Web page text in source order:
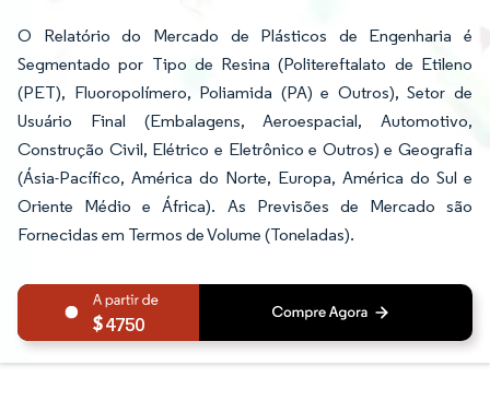
O Relatório do Mercado de Plásticos de Engenharia é
Segmentado por Tipo de Resina (Politereftalato de Etileno
(PET), Fluoropolímero, Poliamida (PA) e Outros), Setor de
Usuário Final (Embalagens, Aeroespacial, Automotivo,
Construção Civil, Elétrico e Eletrônico e Outros) e Geografia
(Ásia-Pacífico, América do Norte, Europa, América do Sul e
Oriente Médio e África). As Previsões de Mercado são
Fornecidas em Termos de Volume (Toneladas).
4750